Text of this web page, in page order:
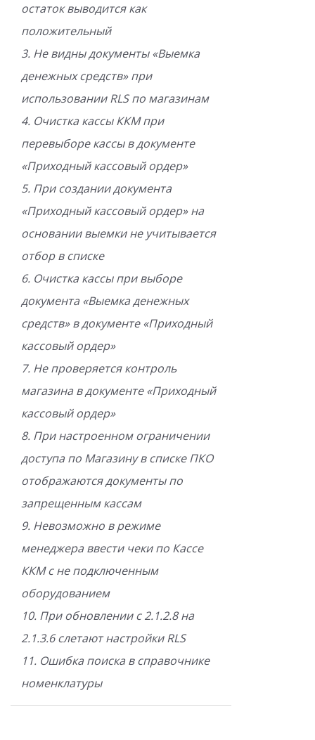
остаток выводится как
положительный
3. Не видны документы «Выемка
денежных средств» при
использовании RLS по магазинам
4. Очистка кассы ККМ при
перевыборе кассы в документе
«Приходный кассовый ордер»
5. При создании документа
«Приходный кассовый ордер» на
основании выемки не учитывается
отбор в списке
6. Очистка кассы при выборе
документа «Выемка денежных
средств» в документе «Приходный
кассовый ордер»
7. Не проверяется контроль
магазина в документе «Приходный
кассовый ордер»
8. При настроенном ограничении
доступа по Магазину в списке ПКО
отображаются документы по
запрещенным кассам
9. Невозможно в режиме
менеджера ввести чеки по Кассе
ККМ с не подключенным
оборудованием
10. При обновлении с 2.1.2.8 на
2.1.3.6 слетают настройки RLS
11. Ошибка поиска в справочнике
номенклатуры